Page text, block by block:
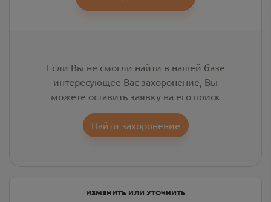
Если Вы не смогли найти в нашей базе
интересующее Вас захоронение, Вы
можете оставить заявку на его поиск
Найти захоронение
ИЗМЕНИТЬ ИЛИ УТОЧНИТЬ